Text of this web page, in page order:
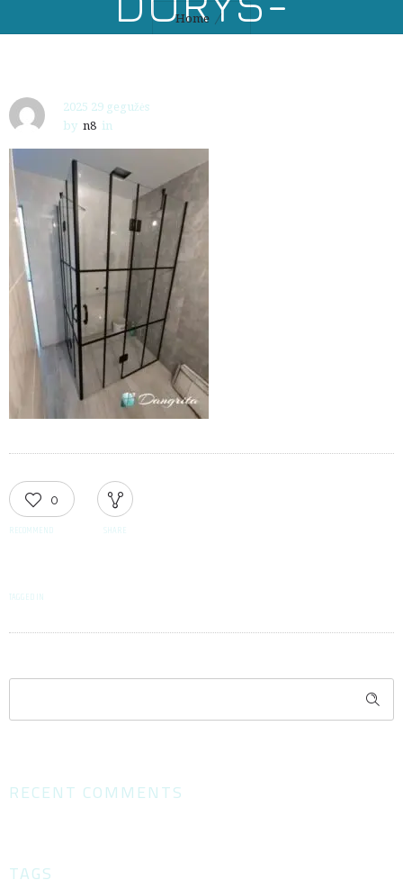
MONTAVIMAS
Home
2025 29 gegužės
by n8 in
0
RECOMMEND SHARE
TAGGED IN
RECENT COMMENTS
TAGS